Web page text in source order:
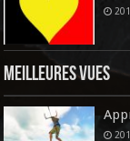
Meilleures vues